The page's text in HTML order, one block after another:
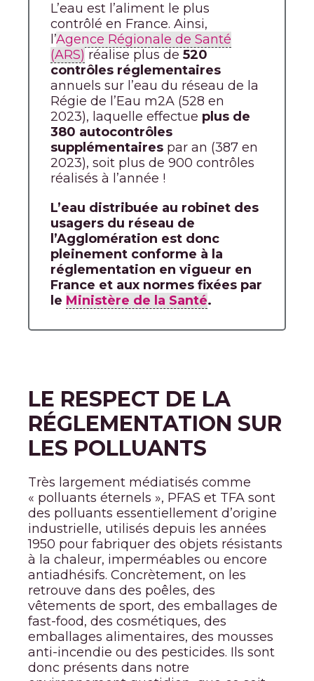
L’eau est l’aliment le plus
contrôlé en France. Ainsi,
l’Agence Régionale de Santé
(ARS) réalise plus de 520
contrôles réglementaires
annuels sur l’eau du réseau de la
Régie de l’Eau m2A (528 en
2023), laquelle effectue plus de
380 autocontrôles
supplémentaires par an (387 en
2023), soit plus de 900 contrôles
réalisés à l’année !
L’eau distribuée au robinet des
usagers du réseau de
l’Agglomération est donc
pleinement conforme à la
réglementation en vigueur en
France et aux normes fixées par
le Ministère de la Santé.
LE RESPECT DE LA
RÉGLEMENTATION SUR
LES POLLUANTS
Très largement médiatisés comme
« polluants éternels », PFAS et TFA sont
des polluants essentiellement d’origine
industrielle, utilisés depuis les années
1950 pour fabriquer des objets résistants
à la chaleur, imperméables ou encore
antiadhésifs. Concrètement, on les
retrouve dans des poêles, des
vêtements de sport, des emballages de
fast-food, des cosmétiques, des
emballages alimentaires, des mousses
anti-incendie ou des pesticides. Ils sont
donc présents dans notre